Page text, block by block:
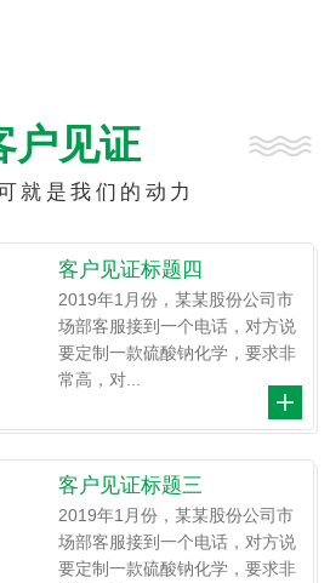
户见证
就是我们的动力
客户见证标题四
2019年1月份，某某股份公司市
场部客服接到一个电话，对方说
要定制一款硫酸钠化学，要求非
常高，对...
客户见证标题三
2019年1月份，某某股份公司市
场部客服接到一个电话，对方说
要定制一款硫酸钠化学，要求非